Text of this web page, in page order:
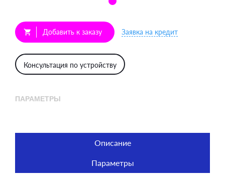
Описание
Параметры
shopping_cart Добавить к заказу Заявка на кредит
Консультация по устройству
ПАРАМЕТРЫ